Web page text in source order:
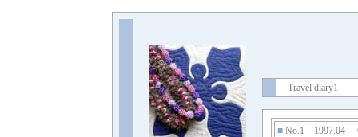
Travel diary1
■ No.1 1997.04